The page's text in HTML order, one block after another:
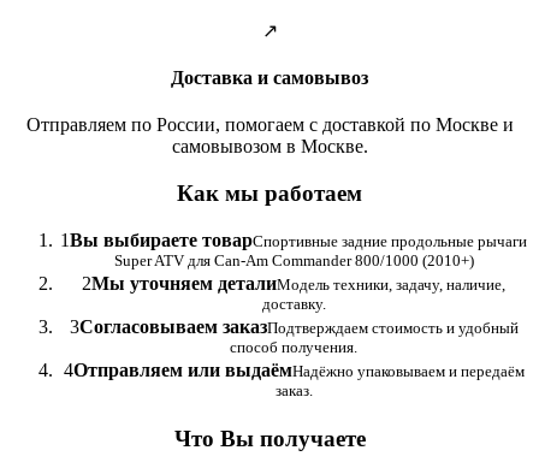
↗
Доставка и самовывоз
Отправляем по России, помогаем с доставкой по Москве и
самовывозом в Москве.
Как мы работаем
1Вы выбираете товарСпортивные задние продольные рычаги
Super ATV для Can-Am Commander 800/1000 (2010+)
2Мы уточняем деталиМодель техники, задачу, наличие,
доставку.
3Согласовываем заказПодтверждаем стоимость и удобный
способ получения.
4Отправляем или выдаёмНадёжно упаковываем и передаём
заказ.
Что Вы получаете